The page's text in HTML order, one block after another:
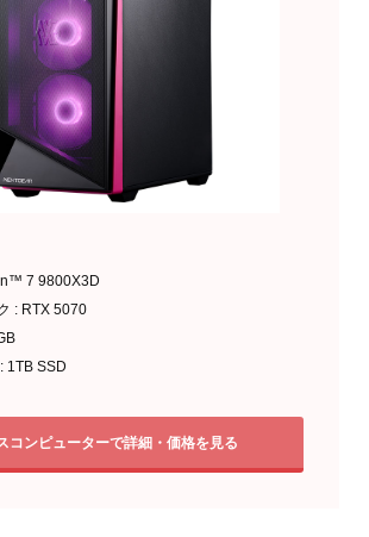
7 9800X3D
: RTX 5070
1TB SSD
コンピューターで詳細・価格を見る